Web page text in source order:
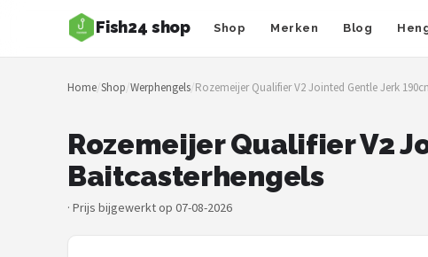
Fish24 shop Shop Merken Blog
Zoeken
NAVIGATIE
Merken
Home/Shop/Werphengels/Rozemeijer Qualifier V2 Jointed Gentle Jerk
Rozemeijer Qualifier V2
Baitcasterhengels
· Prijs bijgewerkt op 07-08-2026